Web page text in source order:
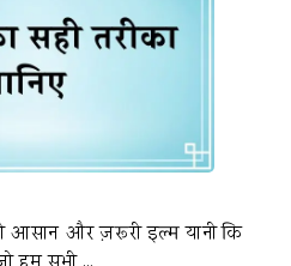
और ज़रूरी इल्म यानी कि